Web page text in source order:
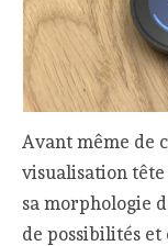
Avant même de
visualisation
sa morphologie
de possibilités et